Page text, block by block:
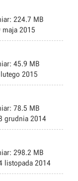
224.7 MB
maja 2015
45.9 MB
2015
78.5 MB
grudnia 2014
298.2 MB
listopada 2014